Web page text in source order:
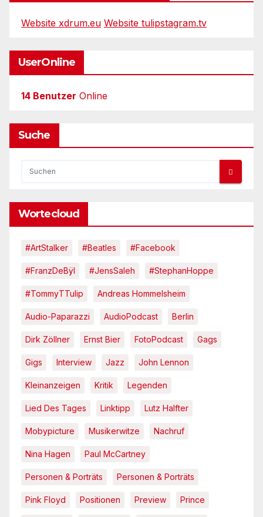
Website xdrum.eu Website tulipstagram.tv
UserOnline
14 Benutzer Online
Suche
Wortecloud
#ArtStalker #Beatles #Facebook
#FranzDeBÿl #JensSaleh #StephanHoppe
#TommyTTulip Andreas Hommelsheim
Audio-Paparazzi AudioPodcast Berlin
Dirk Zöllner Ernst Bier FotoPodcast Gags
Gigs Interview Jazz John Lennon
Kleinanzeigen Kritik Legenden
Lied Des Tages Linktipp Lutz Halfter
Mobypicture Musikerwitze Nachruf
Nina Hagen Paul McCartney
Personen & Porträts Personen & Porträts
Pink Floyd Positionen Preview Prince